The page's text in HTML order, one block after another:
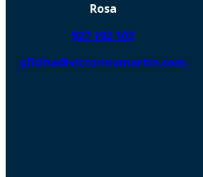
Rosa
927 193 102
oficina@victorinomartin.com